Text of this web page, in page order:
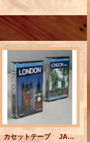
カセットテープ JALテープガイド LONDON/LONDON PART２ 2本セット TDK